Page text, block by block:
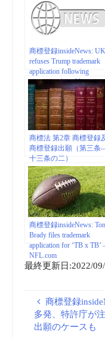
商標登録insideNews:
refuses Trump trademark
application following
opposition |
商標法 第2章 商標登録
商標登録出願（第三条
十三条の二）
商標登録insideNews:
Brady files trademark
application for ‘TB x TB’
NFL.com
最終更新日:2022/
商標登録
多発、特許庁が
出願のケースも